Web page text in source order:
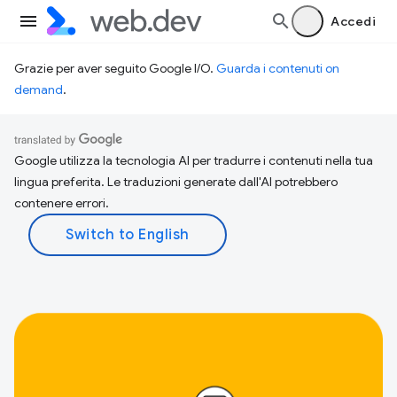
Accedi
Grazie per aver seguito Google I/O. Guarda i contenuti on
demand.
Google utilizza la tecnologia AI per tradurre i contenuti nella tua
lingua preferita. Le traduzioni generate dall'AI potrebbero
contenere errori.